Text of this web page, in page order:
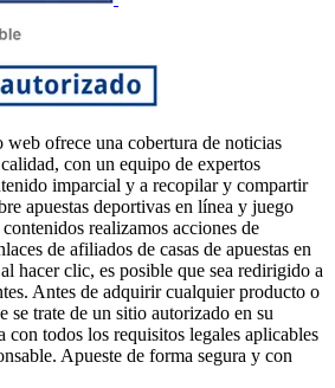
web ofrece una cobertura de noticias
con un equipo de expertos
imparcial y a recopilar y compartir
apuestas deportivas en línea y juego
realizamos acciones de
de afiliados de casas de apuestas en
hacer clic, es posible que sea redirigido a
Antes de adquirir cualquier producto o
se trate de un sitio autorizado en su
todos los requisitos legales aplicables
Apueste de forma segura y con